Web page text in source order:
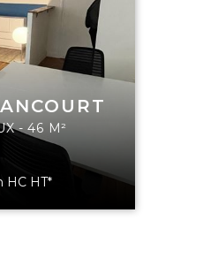
- 46 M²
HC HT*